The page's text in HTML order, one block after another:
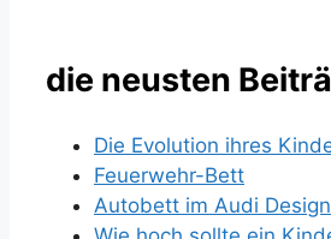
die neusten
Die Evolution ihres
Feuerwehr-Bett
Autobett im Audi Design